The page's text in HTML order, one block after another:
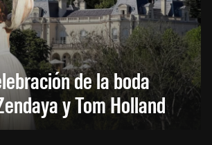
de la boda
y Tom Holland